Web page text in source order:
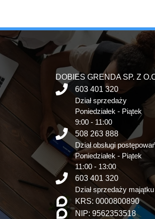
DOBIES GRENDA SP. Z
603 401 320
Dział sprzedaży
Poniedziałek - Piątek
9:00 - 11:00
508 263 888
Dział obsługi
Poniedziałek - Piątek
11:00 - 13:00
603 401 320
Dział sprzedaży majątku
KRS: 0000800890
NIP: 9562353518